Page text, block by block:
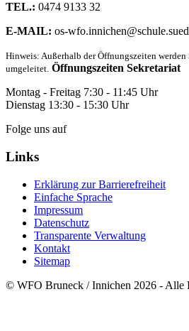
TEL.: 0474 9133 32
E-MAIL: os-
Hinweis: Außerhalb der Öffnungszeiten
umgeleitet. Öffnungszeiten Sekretariat
Montag - Freitag 7:30 - 11:45 Uhr
Dienstag 13:30 - 15:30 Uhr
Folge uns auf
Links
Erklärung zur Barrierefreiheit
Einfache Sprache
Impressum
Datenschutz
Transparente Verwaltung
Kontakt
Sitemap
© WFO Bruneck / Innichen 2026 - Alle